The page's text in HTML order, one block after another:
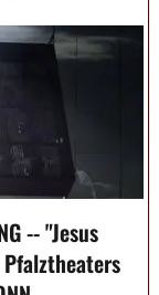
-- "Jesus